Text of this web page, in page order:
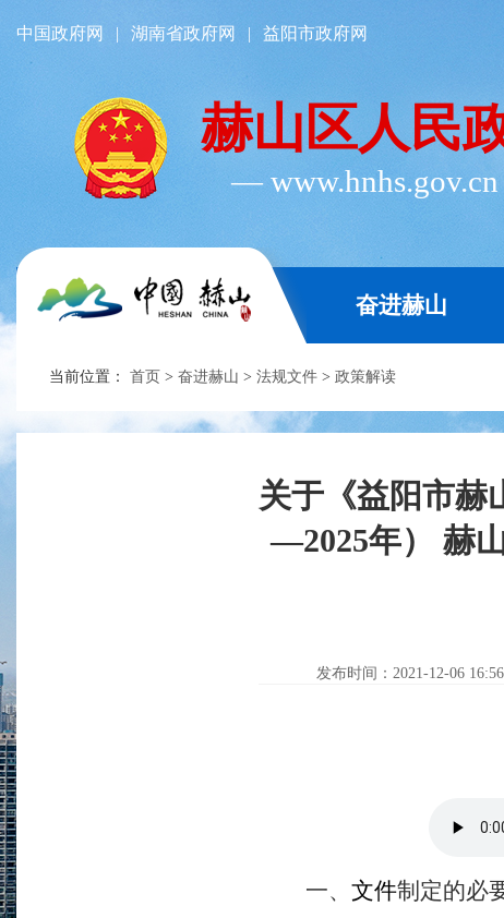
中国政府网 | 湖南省政府网 | 益阳市政府网
赫山区人民
―
奋进赫山
当前位置： 首页 > 奋进赫山 > 法规文件 > 政策解读
关于《益阳市赫
—2025年） 赫
发布时间：2021-12-06 16:56
一、 文件制定的必